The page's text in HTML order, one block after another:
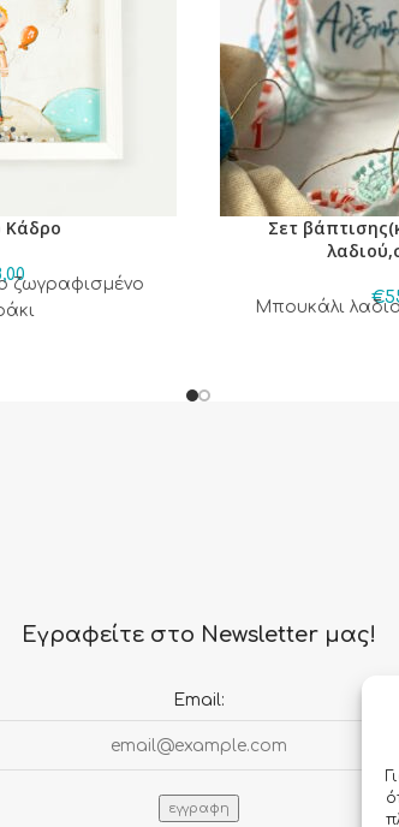
Κάδρο
ζωγραφισμένο
Σετ
€
Μπουκάλι
Εγραφείτε στο Newsletter μας!
Email: